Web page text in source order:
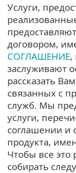
Услуги,
договором,
СОГЛАШЕНИЕ,
заслуживают
рассказать
связанных с
служб. Мы
услуги,
соглашении и
продукта,
Чтобы все это
собирать